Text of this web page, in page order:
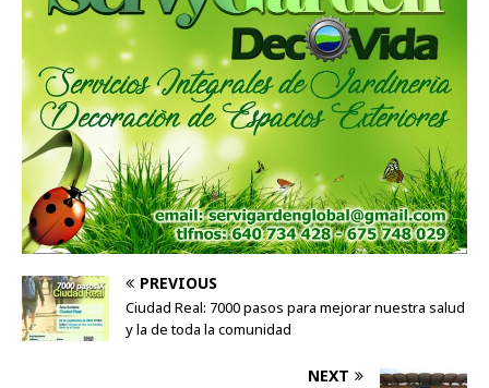
PREVIOUS
Ciudad Real: 7000 pasos para mejorar nuestra salud
y la de toda la comunidad
NEXT